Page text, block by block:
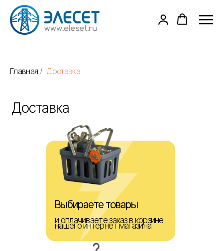
Главная / Доставка
Доставка
Выбираете товары
и оплачиваете заказ в корзине
нашего интернет магазина